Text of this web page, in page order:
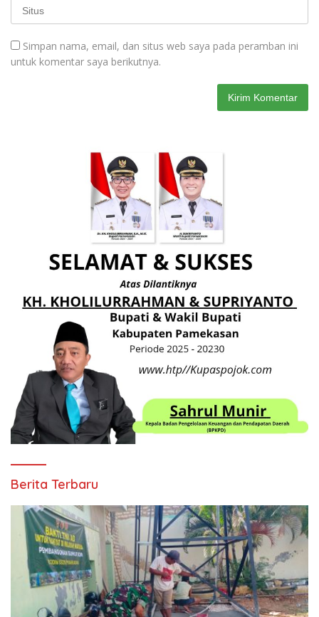
Simpan nama, email, dan situs web saya pada peramban ini
untuk komentar saya berikutnya.
Berita Terbaru